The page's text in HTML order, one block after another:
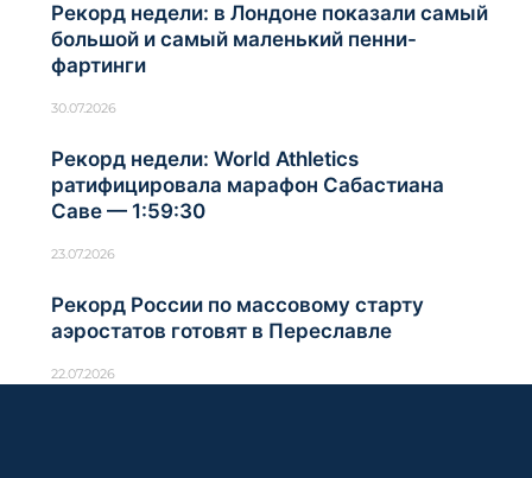
Рекорд недели: в Лондоне показали самый
большой и самый маленький пенни-
фартинги
30.07.2026
Рекорд недели: World Athletics
ратифицировала марафон Сабастиана
Саве — 1:59:30
23.07.2026
Рекорд России по массовому старту
аэростатов готовят в Переславле
22.07.2026